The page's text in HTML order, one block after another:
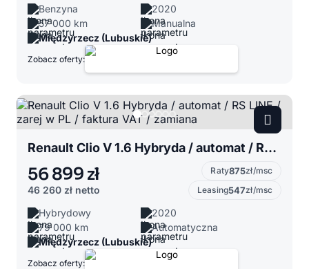
Benzyna
2020
57 000 km
Manualna
Międzyrzecz (Lubuskie)
Zobacz oferty:
Renault Clio V 1.6 Hybryda / automat / RS LINE / zarej w PL / faktura VAT / zamiana
56 899 zł
46 260 zł netto
Raty875zł/msc
Leasing547zł/msc
Hybrydowy
2020
79 000 km
Automatyczna
Międzyrzecz (Lubuskie)
Zobacz oferty: